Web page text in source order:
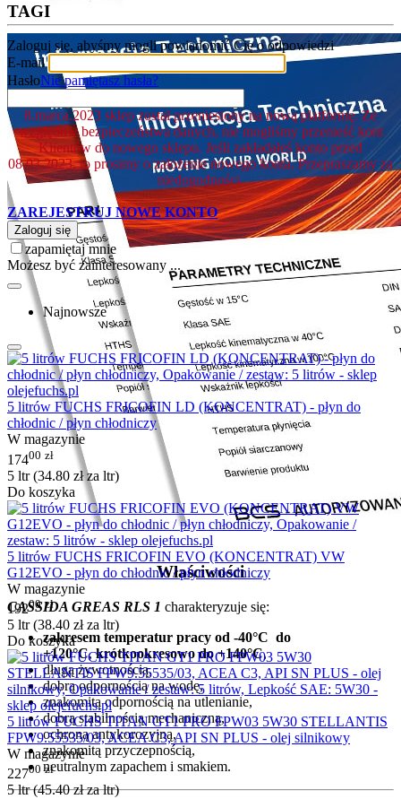
Właściwości
CASSIDA GREAS RLS 1 charakteryzuje się:
zakresem temperatur pracy od -40°C do
+120°C,krótkookresowo do +140°C,
długą żywotnością,
dobrą odpornością na wodę,
znakomitą odpornością na utlenianie,
dobrą stabilnością mechaniczną,
ochroną antykorozyjną,
znakomitą przyczepnością,
neutralnym zapachem i smakiem.
TAGI
Zaloguj się, abyśmy mogli powiadomić Cię o odpowiedzi
E-mail
HasłoNie pamiętasz hasła?
8.marca.2023 sklep został przeniesiony na nową platformę. Ze
względów bezpieczeństwa danych, nie mogliśmy przenieść kont
Klientów do nowego sklepu. Jeśli zakładałeś konto przed
08.03.2023, to prosimy o założenie nowego konta. Przepraszamy za
niedogodności.
ZAREJESTRUJ NOWE KONTO
Zaloguj się
zapamiętaj mnie
Możesz być zainteresowany ...
Najnowsze
5 litrów FUCHS FRICOFIN LD (KONCENTRAT) - płyn do
chłodnic / płyn chłodniczy
W magazynie
17400 zł
5 ltr (34.80 złza ltr)
Do koszyka
5 litrów FUCHS FRICOFIN EVO (KONCENTRAT) VW
G12EVO - płyn do chłodnic / płyn chłodniczy
W magazynie
19200 zł
5 ltr (38.40 złza ltr)
Do koszyka
5 litrów FUCHS TITAN GT1 PRO FPW03 5W30 STELLANTIS
FPW9.55535/03, ACEA C3, API SN PLUS - olej silnikowy
W magazynie
22700 zł
5 ltr (45.40złza ltr)